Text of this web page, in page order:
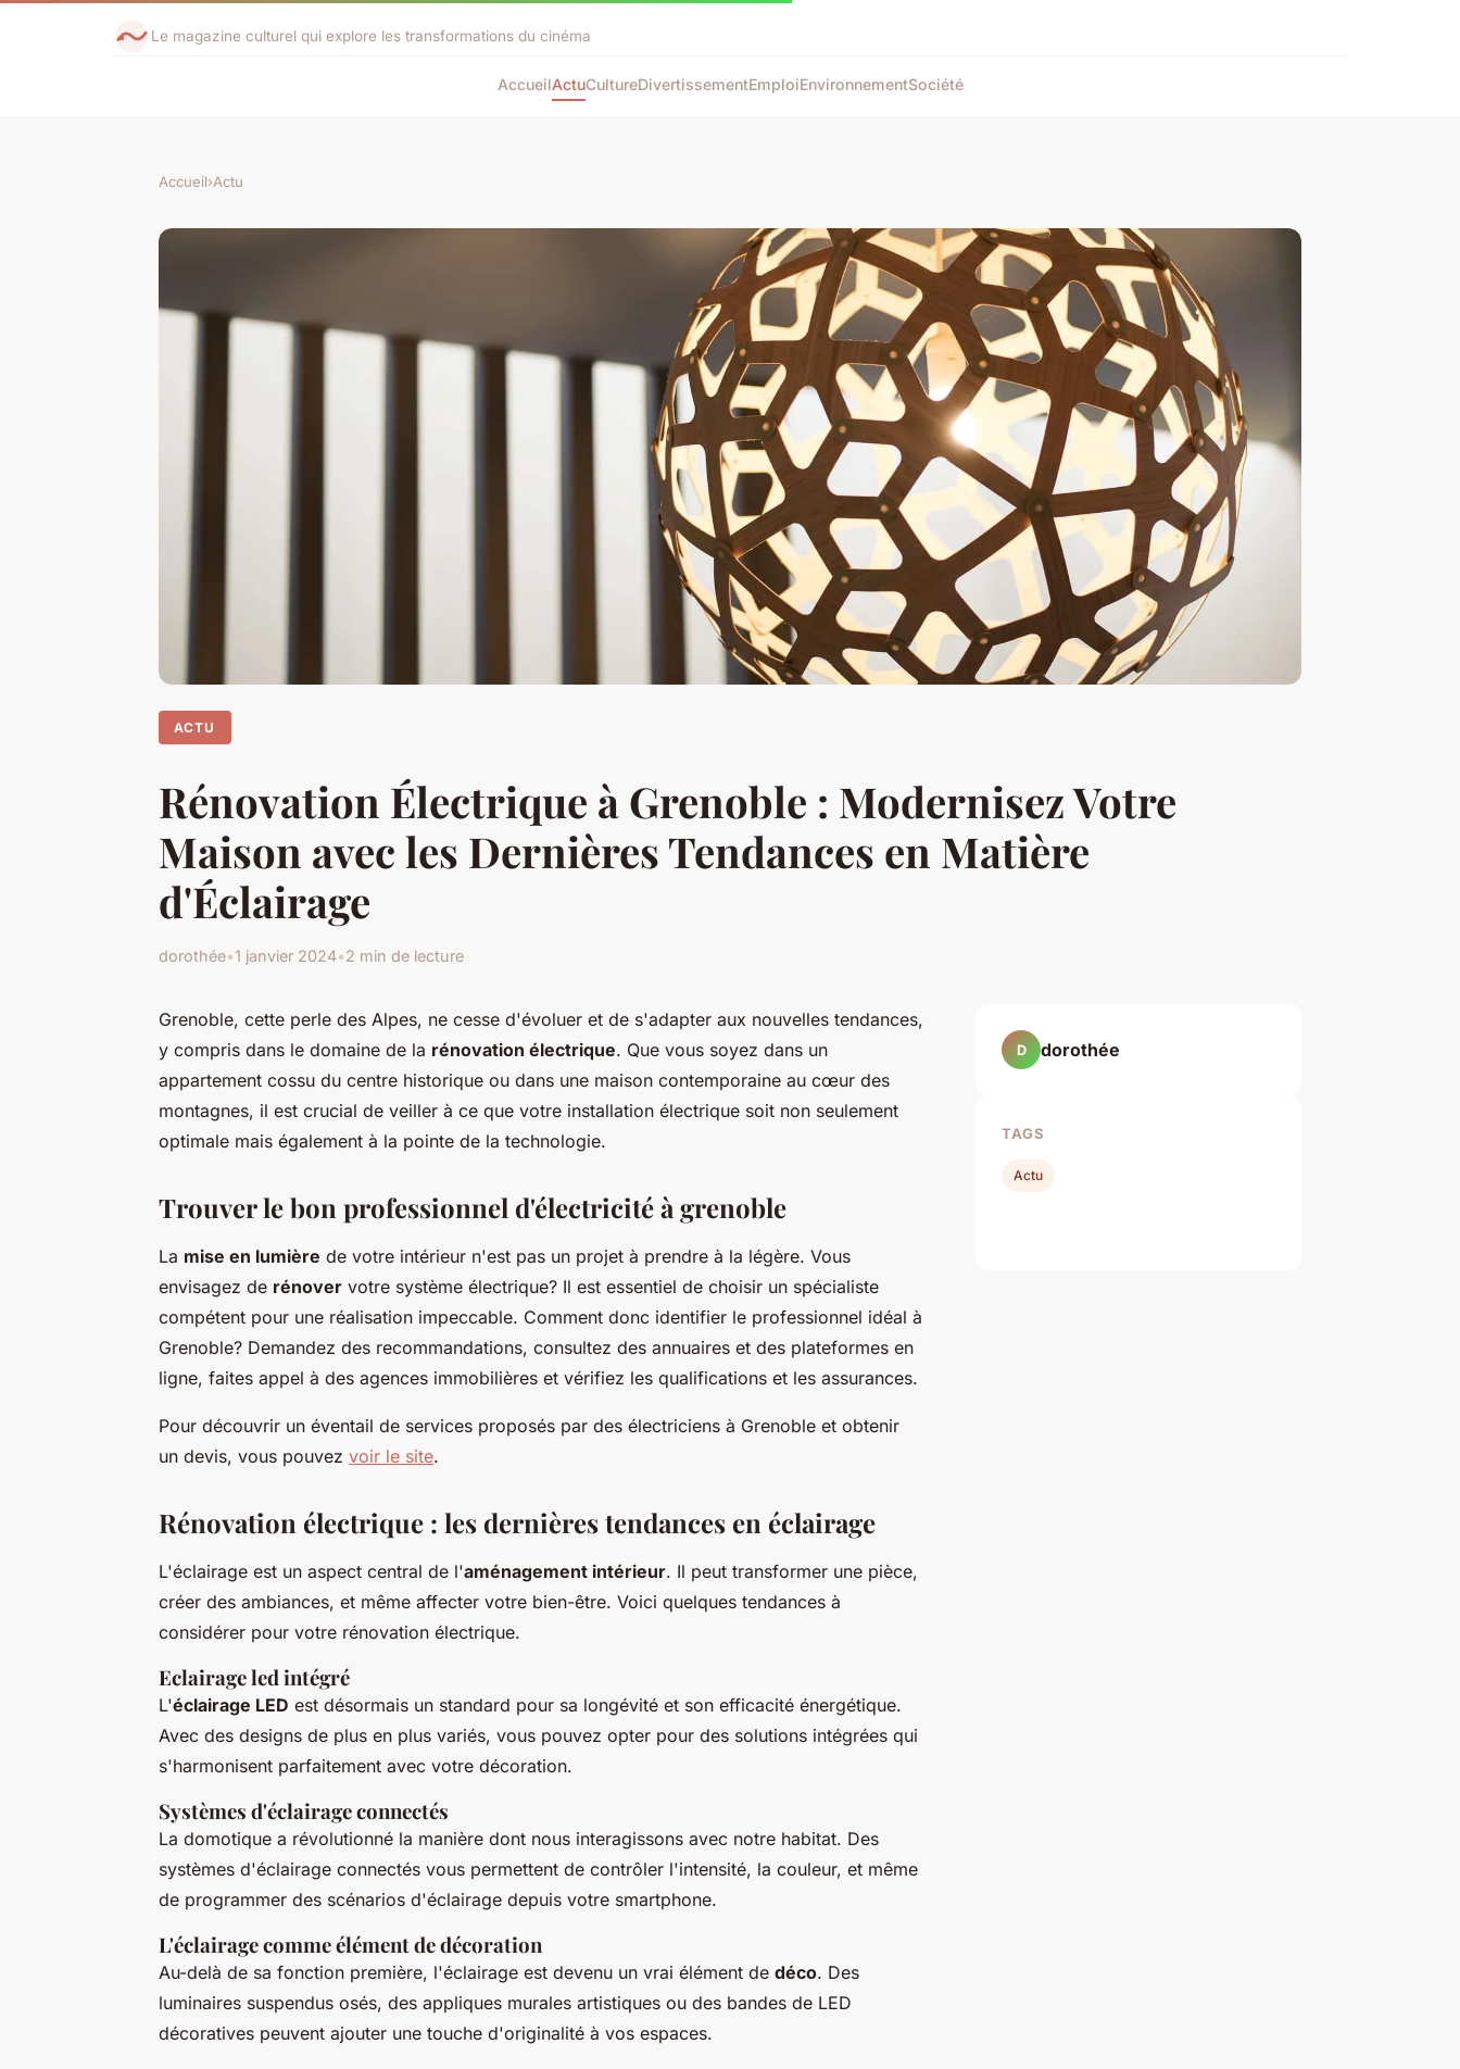
Le magazine culturel qui explore les transformations du cinéma
AccueilActuCultureDivertissementEmploiEnvironnementSociété
Accueil›Actu
ACTU
Rénovation Électrique à Grenoble : Modernisez Votre
Maison avec les Dernières Tendances en Matière
d'Éclairage
dorothée•1 janvier 2024•2 min de lecture
Grenoble, cette perle des Alpes, ne cesse d'évoluer et de s'adapter aux nouvelles tendances,
y compris dans le domaine de la rénovation électrique. Que vous soyez dans un
appartement cossu du centre historique ou dans une maison contemporaine au cœur des
montagnes, il est crucial de veiller à ce que votre installation électrique soit non seulement
optimale mais également à la pointe de la technologie.
Trouver le bon professionnel d'électricité à grenoble
La mise en lumière de votre intérieur n'est pas un projet à prendre à la légère. Vous
envisagez de rénover votre système électrique? Il est essentiel de choisir un spécialiste
compétent pour une réalisation impeccable. Comment donc identifier le professionnel idéal à
Grenoble? Demandez des recommandations, consultez des annuaires et des plateformes en
ligne, faites appel à des agences immobilières et vérifiez les qualifications et les assurances.
Pour découvrir un éventail de services proposés par des électriciens à Grenoble et obtenir
un devis, vous pouvez voir le site.
Rénovation électrique : les dernières tendances en éclairage
L'éclairage est un aspect central de l'aménagement intérieur. Il peut transformer une pièce,
créer des ambiances, et même affecter votre bien-être. Voici quelques tendances à
considérer pour votre rénovation électrique.
Eclairage led intégré
L'éclairage LED est désormais un standard pour sa longévité et son efficacité énergétique.
Avec des designs de plus en plus variés, vous pouvez opter pour des solutions intégrées qui
s'harmonisent parfaitement avec votre décoration.
Systèmes d'éclairage connectés
La domotique a révolutionné la manière dont nous interagissons avec notre habitat. Des
systèmes d'éclairage connectés vous permettent de contrôler l'intensité, la couleur, et même
de programmer des scénarios d'éclairage depuis votre smartphone.
L'éclairage comme élément de décoration
Au-delà de sa fonction première, l'éclairage est devenu un vrai élément de déco. Des
luminaires suspendus osés, des appliques murales artistiques ou des bandes de LED
décoratives peuvent ajouter une touche d'originalité à vos espaces.
D dorothée
TAGS
Actu